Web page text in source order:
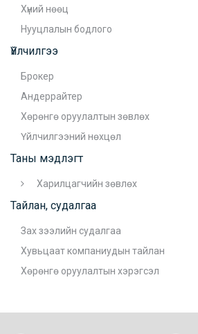
Хүний нөөц
Нууцлалын бодлого
Үйлчилгээ
Брокер
Андеррайтер
Хөрөнгө оруулалтын зөвлөх
Үйлчилгээний нөхцөл
Таны мэдлэгт
Харилцагчийн зөвлөх
Тайлан, судалгаа
Зах зээлийн судалгаа
Хувьцаат компаниудын тайлан
Хөрөнгө оруулалтын хэрэгсэл